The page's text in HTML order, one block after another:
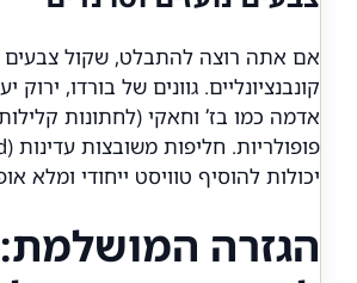
אם אתה רוצה להתבלט, שקול צבעים
קונבנציונליים. גוונים של בורדו, ירוק
אדמה כמו בז’ וחאקי (לחתונות
יכולות להוסיף טוויסט ייחודי ומלא
הגזרה